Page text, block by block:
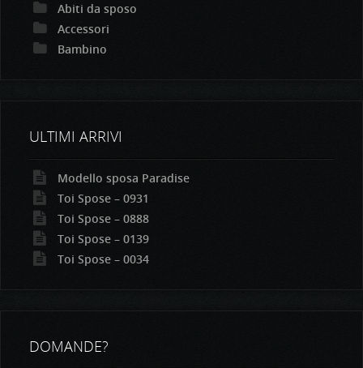
Abiti da sposo
Accessori
Bambino
ULTIMI ARRIVI
Modello sposa Paradise
Toi Spose – 0931
Toi Spose – 0888
Toi Spose – 0139
Toi Spose – 0034
DOMANDE?